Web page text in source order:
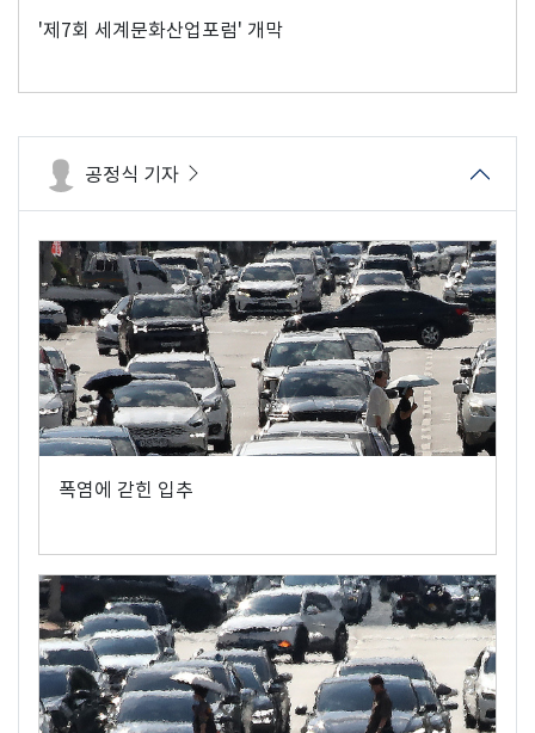
'제7회 세계문화산업포럼' 개막
공정식 기자
폭염에 갇힌 입추